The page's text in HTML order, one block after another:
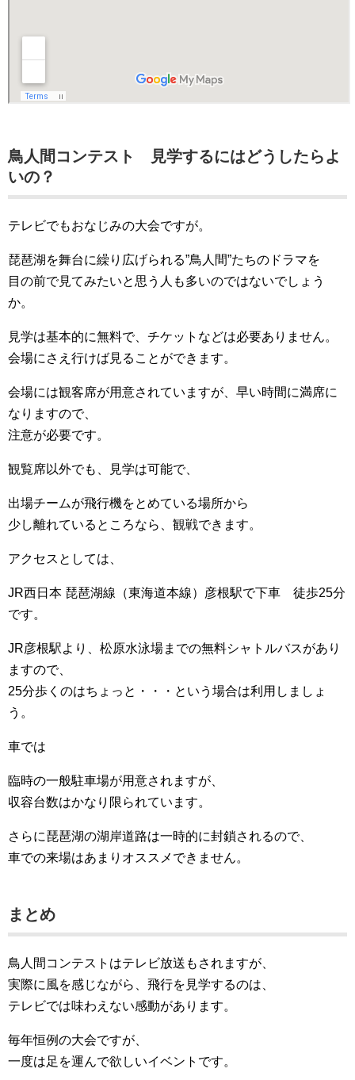
鳥人間コンテスト 見学するにはどうしたらよ
いの？
テレビでもおなじみの大会ですが。
琵琶湖を舞台に繰り広げられる”鳥人間”たちのドラマを
目の前で見てみたいと思う人も多いのではないでしょう
か。
見学は基本的に無料で、チケットなどは必要ありません。
会場にさえ行けば見ることができます。
会場には観客席が用意されていますが、早い時間に満席に
なりますので、
注意が必要です。
観覧席以外でも、見学は可能で、
出場チームが飛行機をとめている場所から
少し離れているところなら、観戦できます。
アクセスとしては、
JR西日本 琵琶湖線（東海道本線）彦根駅で下車 徒歩25分
です。
JR彦根駅より、松原水泳場までの無料シャトルバスがあり
ますので、
25分歩くのはちょっと・・・という場合は利用しましょ
う。
車では
臨時の一般駐車場が用意されますが、
収容台数はかなり限られています。
さらに琵琶湖の湖岸道路は一時的に封鎖されるので、
車での来場はあまりオススメできません。
まとめ
鳥人間コンテストはテレビ放送もされますが、
実際に風を感じながら、飛行を見学するのは、
テレビでは味わえない感動があります。
毎年恒例の大会ですが、
一度は足を運んで欲しいイベントです。